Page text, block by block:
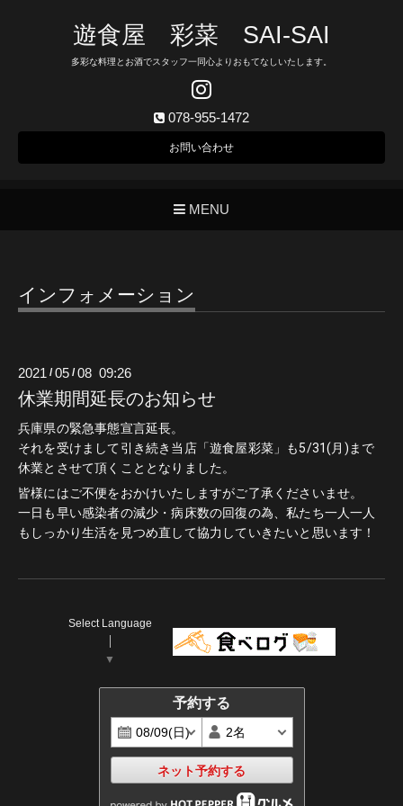
遊食屋 彩菜 SAI‐SAI
多彩な料理とお酒でスタッフ一同心よりおもてなしいたします。
078-955-1472
お問い合わせ
MENU
インフォメーション
2021 /05 /08 09:26
休業期間延長のお知らせ
兵庫県の緊急事態宣言延長。
それを受けまして引き続き当店「遊食屋彩菜」も5/31(月)まで
休業とさせて頂くこととなりました。
皆様にはご不便をおかけいたしますがご了承くださいませ。
一日も早い感染者の減少・病床数の回復の為、私たち一人一人
もしっかり生活を見つめ直して協力していきたいと思います！
Select Language
▼
予約する
ネット予約する